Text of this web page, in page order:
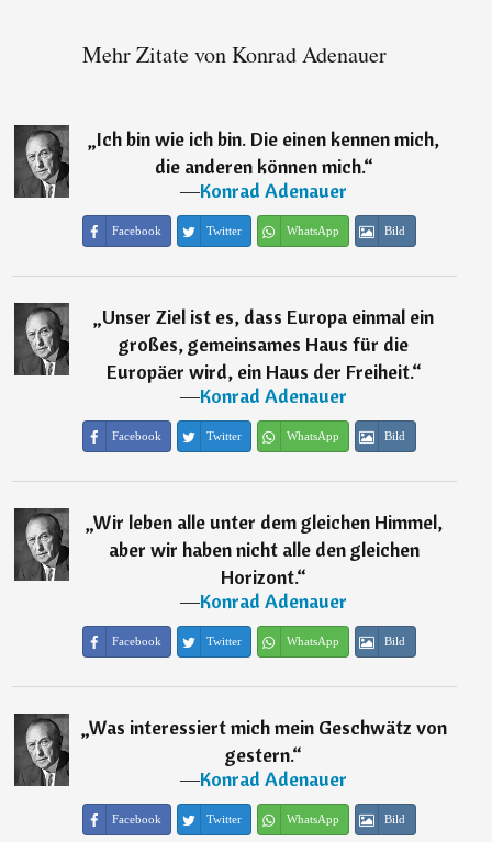
Mehr Zitate von Konrad Adenauer
„Ich bin wie ich bin. Die einen kennen mich,
die anderen können mich.“
―Konrad Adenauer
Facebook Twitter WhatsApp Bild
„Unser Ziel ist es, dass Europa einmal ein
großes, gemeinsames Haus für die
Europäer wird, ein Haus der Freiheit.“
―Konrad Adenauer
Facebook Twitter WhatsApp Bild
„Wir leben alle unter dem gleichen Himmel,
aber wir haben nicht alle den gleichen
Horizont.“
―Konrad Adenauer
Facebook Twitter WhatsApp Bild
„Was interessiert mich mein Geschwätz von
gestern.“
―Konrad Adenauer
Facebook Twitter WhatsApp Bild